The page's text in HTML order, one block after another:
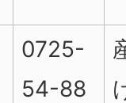
0725-
54-88